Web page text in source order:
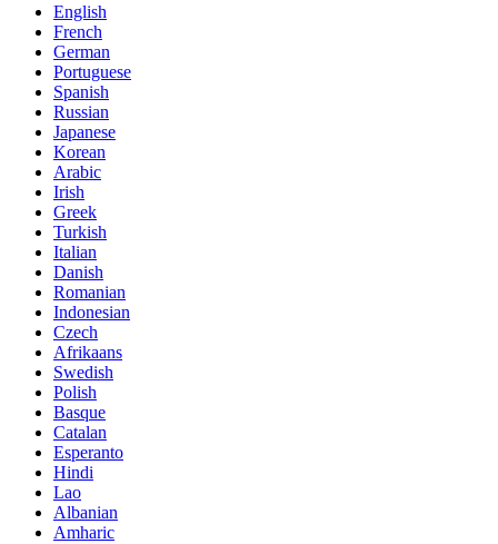
English
French
German
Portuguese
Spanish
Russian
Japanese
Korean
Arabic
Irish
Greek
Turkish
Italian
Danish
Romanian
Indonesian
Czech
Afrikaans
Swedish
Polish
Basque
Catalan
Esperanto
Hindi
Lao
Albanian
Amharic